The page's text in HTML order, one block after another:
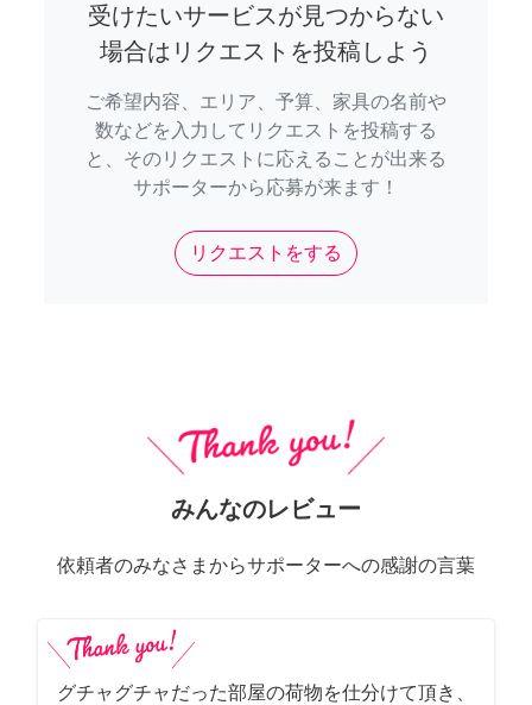
受けたいサービスが見つからない
場合はリクエストを投稿しよう
ご希望内容、エリア、予算、家具の名前や
数などを入力してリクエストを投稿する
と、そのリクエストに応えることが出来る
サポーターから応募が来ます！
リクエストをする
みんなのレビュー
依頼者のみなさまからサポーターへの感謝の言葉
グチャグチャだった部屋の荷物を仕分けて頂き、